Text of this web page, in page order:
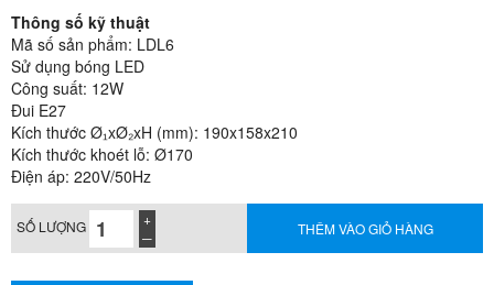
Thông số kỹ thuật
Mã số sản phẩm: LDL6
Sử dụng bóng LED
Công suất: 12W
Đui E27
Kích thước Ø₁xØ₂xH (mm): 190x158x210
Kích thước khoét lỗ: Ø170
Điện áp: 220V/50Hz
SỐ LƯỢNG THÊM VÀO GIỎ HÀNG